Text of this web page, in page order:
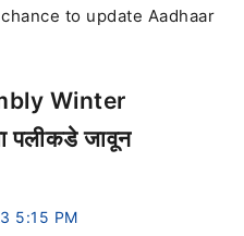
to update Aadhaar
Winter
पलीकडे जावून
5:15 PM